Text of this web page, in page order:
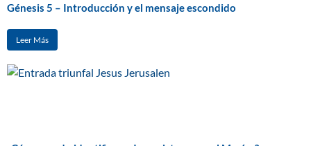
Génesis 5 – Introducción y el mensaje escondido
Leer Más